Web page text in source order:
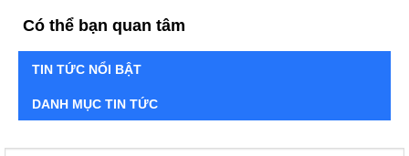
Có thể bạn quan tâm
TIN TỨC NỔI BẬT
DANH MỤC TIN TỨC